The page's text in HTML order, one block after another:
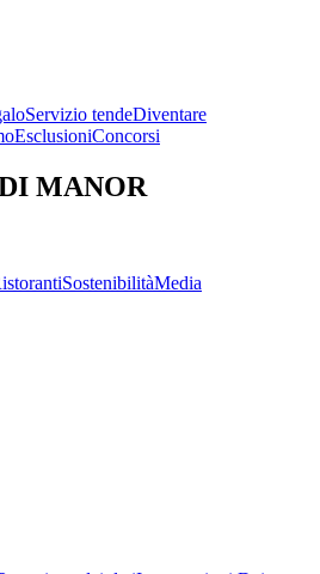
Servizio tendeDiventare
EsclusioniConcorsi
MANOR
SostenibilitàMedia